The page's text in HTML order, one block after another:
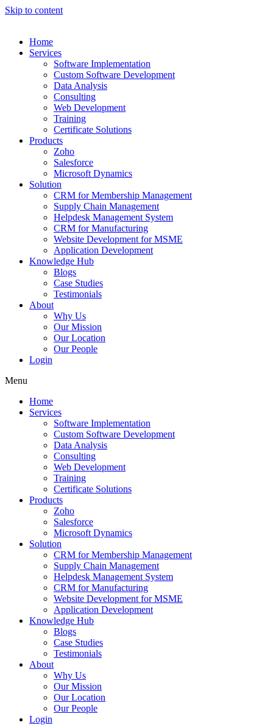
Skip to content
Home
Services
Software Implementation
Custom Software Development
Data Analysis
Consulting
Web Development
Training
Certificate Solutions
Products
Zoho
Salesforce
Microsoft Dynamics
Solution
CRM for Membership Management
Supply Chain Management
Helpdesk Management System
CRM for Manufacturing
Website Development for MSME
Application Development
Knowledge Hub
Blogs
Case Studies
Testimonials
About
Why Us
Our Mission
Our Location
Our People
Login
Menu
Home
Services
Software Implementation
Custom Software Development
Data Analysis
Consulting
Web Development
Training
Certificate Solutions
Products
Zoho
Salesforce
Microsoft Dynamics
Solution
CRM for Membership Management
Supply Chain Management
Helpdesk Management System
CRM for Manufacturing
Website Development for MSME
Application Development
Knowledge Hub
Blogs
Case Studies
Testimonials
About
Why Us
Our Mission
Our Location
Our People
Login